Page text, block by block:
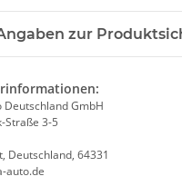
zur
Deutschland GmbH
Straße 3-5
Deutschland, 64331
auto.de